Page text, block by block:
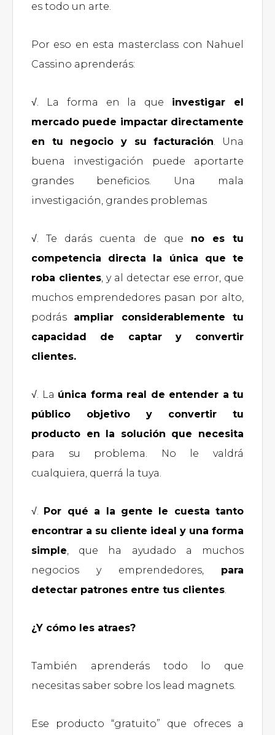
es todo un arte.
Por eso en esta masterclass con Nahuel
Cassino aprenderás:
√. La forma en la que investigar el
mercado puede impactar directamente
en tu negocio y su facturación. Una
buena investigación puede aportarte
grandes beneficios. Una mala
investigación, grandes problemas
√. Te darás cuenta de que no es tu
competencia directa la única que te
roba clientes, y al detectar ese error, que
muchos emprendedores pasan por alto,
podrás ampliar considerablemente tu
capacidad de captar y convertir
clientes.
√. La única forma real de entender a tu
público objetivo y convertir tu
producto en la solución que necesita
para su problema. No le valdrá
cualquiera, querrá la tuya.
√. Por qué a la gente le cuesta tanto
encontrar a su cliente ideal y una forma
simple, que ha ayudado a muchos
negocios y emprendedores, para
detectar patrones entre tus clientes.
¿Y cómo les atraes?
También aprenderás todo lo que
necesitas saber sobre los lead magnets.
Ese producto “gratuito” que ofreces a